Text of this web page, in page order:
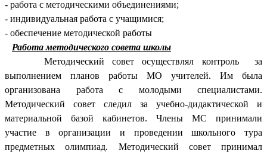
- работа с методическими объединениями;
- индивидуальная работа с учащимися;
- обеспечение методической работы
Работа методического совета школы
Методический совет осуществлял контроль за
выполнением планов работы МО учителей. Им была
организована работа с молодыми специалистами.
Методический совет следил за учебно-дидактической и
материальной базой кабинетов. Члены МС принимали
участие в организации и проведении школьного тура
предметных олимпиад. Методический совет принимал